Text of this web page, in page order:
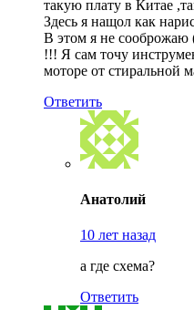
такую плату в Китае
Здесь я нащол как
В этом я не сооброжаю
!!! Я сам точу
моторе от стиральной
Ответить
Анатолий
10 лет назад
а где схема?
Ответить